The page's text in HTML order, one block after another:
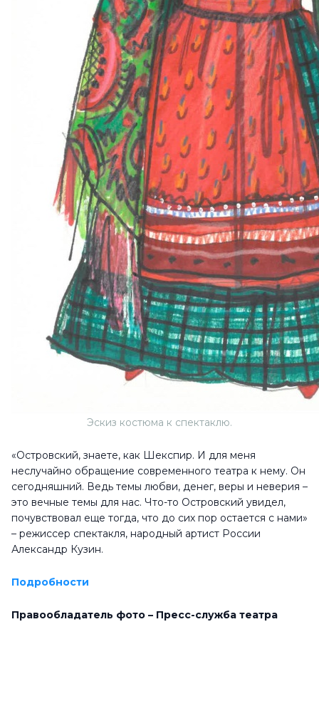
Эскиз костюма к спектаклю.
«Островский, знаете, как Шекспир. И для меня
неслучайно обращение современного театра к нему. Он
сегодняшний. Ведь темы любви, денег, веры и неверия –
это вечные темы для нас. Что-то Островский увидел,
почувствовал еще тогда, что до сих пор остается с нами»
– режиссер спектакля, народный артист России
Александр Кузин.
Подробности
Правообладатель фото – Пресс-служба театра